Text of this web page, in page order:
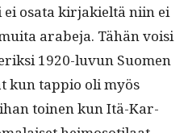
ei osa­ta kir­jakieltä niin ei
arabe­ja. Tähän voisi
1920-luvun Suomen
kun tap­pio oli myös
toinen kun Itä-Kar­